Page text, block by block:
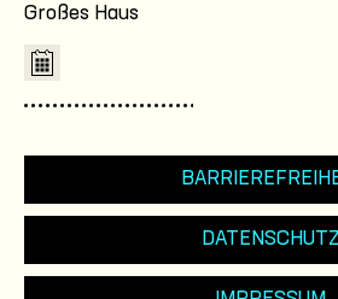
Großes Haus
DATENSCHUTZ